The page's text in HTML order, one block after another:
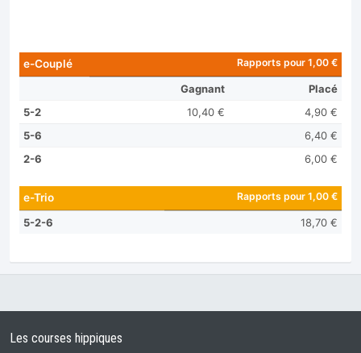
e-Couplé Rapports pour 1,00 €
Gagnant
Placé
5-2
10,40 €
4,90 €
5-6
6,40 €
2-6
6,00 €
e-Trio Rapports pour 1,00 €
5-2-6 18,70 €
Les courses hippiques